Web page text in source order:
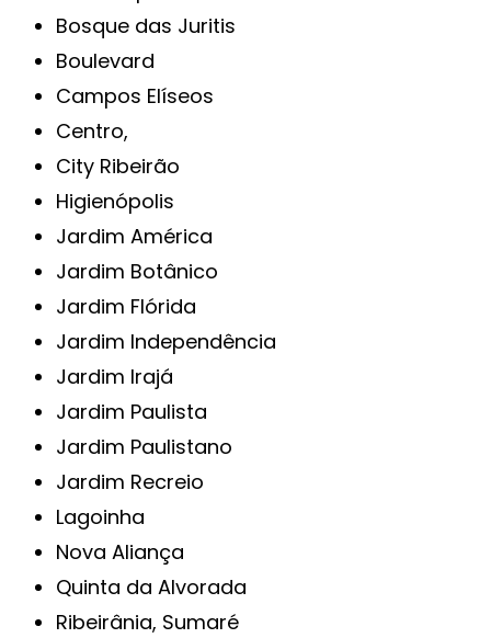
Bosque das Juritis
Boulevard
Campos Elíseos
Centro,
City Ribeirão
Higienópolis
Jardim América
Jardim Botânico
Jardim Flórida
Jardim Independência
Jardim Irajá
Jardim Paulista
Jardim Paulistano
Jardim Recreio
Lagoinha
Nova Aliança
Quinta da Alvorada
Ribeirânia, Sumaré